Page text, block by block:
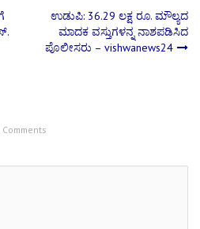
ಉಡುಪಿ: 36.29 ಲಕ್ಷ ರೂ. ಮೌಲ್ಯದ
ಮಾದಕ ವಸ್ತುಗಳನ್ನ ನಾಶಪಡಿಸಿದ
ಪೊಲೀಸರು – vishwanews24